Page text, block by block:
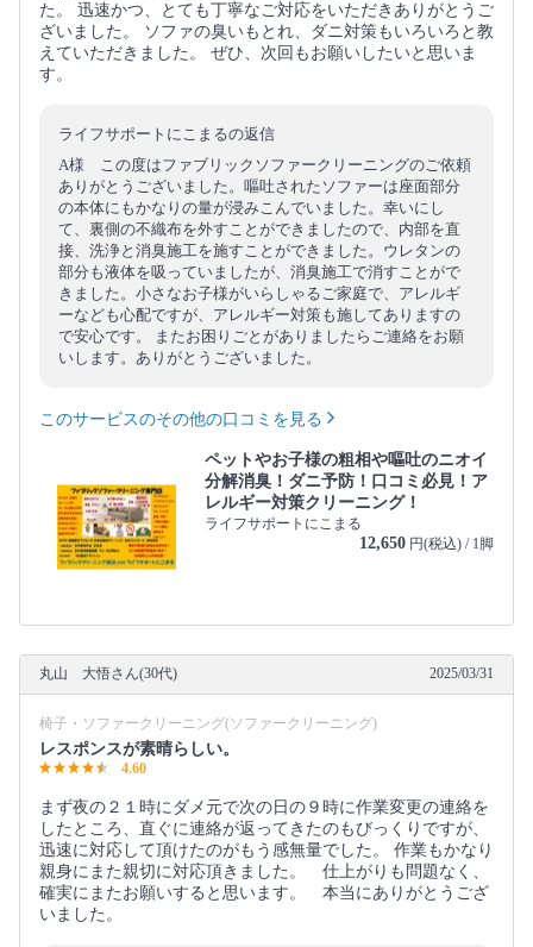
た。 迅速かつ、とても丁寧なご対応をいただきありがとうご
ざいました。 ソファの臭いもとれ、ダニ対策もいろいろと教
えていただきました。 ぜひ、次回もお願いしたいと思いま
す。
ライフサポートにこまるの返信
A様 この度はファブリックソファークリーニングのご依頼
ありがとうございました。嘔吐されたソファーは座面部分
の本体にもかなりの量が浸みこんでいました。幸いにし
て、裏側の不織布を外すことができましたので、内部を直
接、洗浄と消臭施工を施すことができました。ウレタンの
部分も液体を吸っていましたが、消臭施工で消すことがで
きました。小さなお子様がいらしゃるご家庭で、アレルギ
ーなども心配ですが、アレルギー対策も施してありますの
で安心です。 またお困りごとがありましたらご連絡をお願
いします。ありがとうございました。
このサービスのその他の口コミを見る
ペットやお子様の粗相や嘔吐のニオイ
分解消臭！ダニ予防！口コミ必見！ア
レルギー対策クリーニング！
ライフサポートにこまる
12,650 円(税込) / 1脚
丸山 大悟さん(30代) 2025/03/31
椅子・ソファークリーニング(ソファークリーニング)
レスポンスが素晴らしい。
4.60
まず夜の２１時にダメ元で次の日の９時に作業変更の連絡を
したところ、直ぐに連絡が返ってきたのもびっくりですが、
迅速に対応して頂けたのがもう感無量でした。 作業もかなり
親身にまた親切に対応頂きました。 仕上がりも問題なく、
確実にまたお願いすると思います。 本当にありがとうござ
いました。